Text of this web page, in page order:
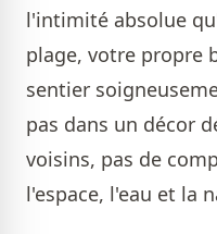
l'intimité absolue
plage, votre propre
sentier
pas dans un décor
voisins, pas de
l'espace, l'eau et la